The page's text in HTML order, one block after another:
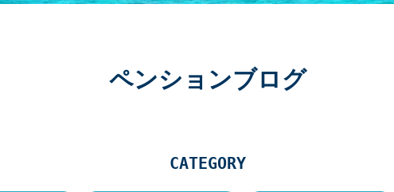
ペンションブログ
CATEGORY